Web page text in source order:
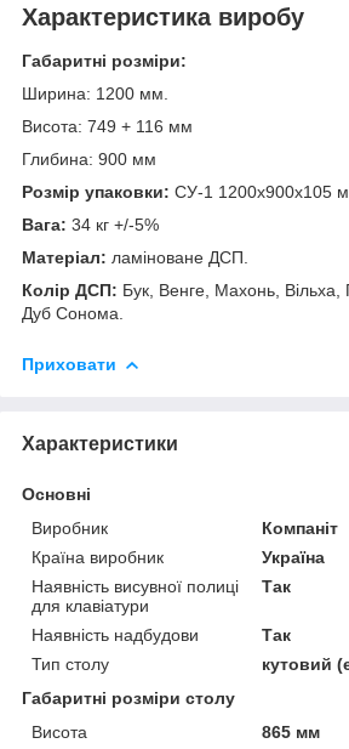
Характеристика виробу
Габаритні розміри:
Ширина: 1200 мм.
Висота: 749 + 116 мм
Глибина: 900 мм
Розмір упаковки: СУ-1 1200х900х105
Вага: 34 кг +/-5%
Матеріал: ламіноване ДСП.
Колір ДСП: Бук, Венге, Махонь, Вільха,
Дуб Сонома.
Приховати
Характеристики
Основні
Виробник
Компаніт
Країна виробник
Україна
Наявність висувної полиці
для клавіатури
Так
Наявність надбудови
Так
Тип столу
кутовий
Габаритні розміри столу
Висота
865 мм